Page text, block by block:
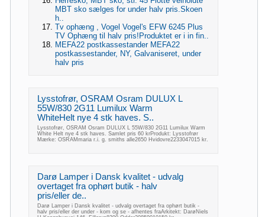
MBT sko sælges for under halv pris.Skoen
h..
Tv ophæng , Vogel Vogel's EFW 6245 Plus
TV Ophæng til halv pris!Produktet er i in fin..
MEFA22 postkassestander MEFA22
postkassestander, NY, Galvaniseret, under
halv pris
Lysstofrør, OSRAM Osram DULUX L
55W/830 2G11 Lumilux Warm
WhiteHelt nye 4 stk haves. S..
Lysstofrør, OSRAM Osram DULUX L 55W/830 2G11 Lumilux Warm
White Helt nye 4 stk haves. Samlet pris 60 krProdukt: Lysstofrør
Mærke: OSRAMmaria r.i. g. smiths alle2650 Hvidovre2233047015 kr.
Darø Lamper i Dansk kvalitet - udvalg
overtaget fra ophørt butik - halv
pris/eller de..
Darø Lamper i Dansk kvalitet - udvalg overtaget fra ophørt butik -
halv pris/eller der under - kom og se - afhentes fraArkitekt: DarøNiels